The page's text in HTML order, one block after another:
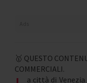
🥇 QUESTO
COMMERCIALI.
a città di